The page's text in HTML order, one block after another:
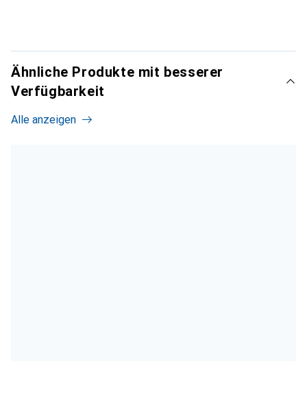
Ähnliche Produkte mit besserer
Verfügbarkeit
Alle anzeigen